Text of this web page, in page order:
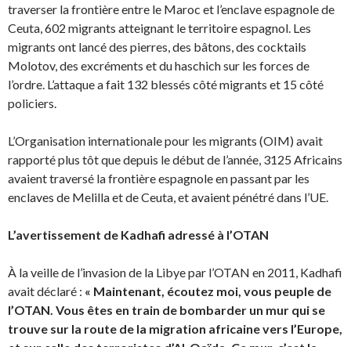
traverser la frontière entre le Maroc et l’enclave espagnole de
Ceuta, 602 migrants atteignant le territoire espagnol. Les
migrants ont lancé des pierres, des bâtons, des cocktails
Molotov, des excréments et du haschich sur les forces de
l’ordre. L’attaque a fait 132 blessés côté migrants et 15 côté
policiers.
L’Organisation internationale pour les migrants (OIM) avait
rapporté plus tôt que depuis le début de l’année, 3125 Africains
avaient traversé la frontière espagnole en passant par les
enclaves de Melilla et de Ceuta, et avaient pénétré dans l’UE.
L’avertissement de Kadhafi adressé à l’OTAN
À la veille de l’invasion de la Libye par l’OTAN en 2011, Kadhafi
avait déclaré : « Maintenant, écoutez moi, vous peuple de
l’OTAN. Vous êtes en train de bombarder un mur qui se
trouve sur la route de la migration africaine vers l’Europe,